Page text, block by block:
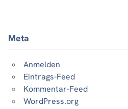
Meta
Anmelden
Eintrags-Feed
Kommentar-Feed
WordPress.org